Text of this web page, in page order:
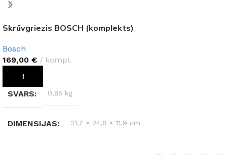
Skrūvgriezis BOSCH (komplekts)
Bosch
169,00 € kompl.
PIEVIENOT GROZAM
SVARS 0,85 kg
DIMENSIJAS 31,7 × 24,8 × 11,9 cm